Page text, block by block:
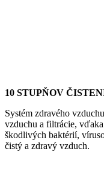
10 STUPŇOV
Systém zdravého
vzduchu a filtrácie,
škodlivých baktérií,
čistý a zdravý vzduch.